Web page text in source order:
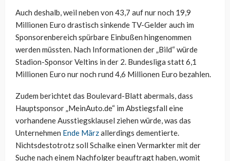
Auch deshalb, weil neben von 43,7 auf nur noch 19,9
Millionen Euro drastisch sinkende TV-Gelder auch im
Sponsorenbereich spürbare Einbußen hingenommen
werden müssten. Nach Informationen der „Bild“ würde
Stadion-Sponsor Veltins in der 2. Bundesliga statt 6,1
Millionen Euro nur noch rund 4,6 Millionen Euro bezahlen.
Zudem berichtet das Boulevard-Blatt abermals, dass
Hauptsponsor „MeinAuto.de“ im Abstiegsfall eine
vorhandene Ausstiegsklausel ziehen würde, was das
Unternehmen Ende Märzallerdings dementierte.
Nichtsdestotrotz soll Schalke einen Vermarkter mit der
Suche nach einem Nachfolger beauftragt haben, womit